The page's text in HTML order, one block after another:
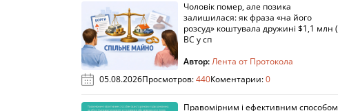
Чоловік помер, але позика
залишилася: як фраза «на його
розсуд» коштувала дружині $1,1 млн (
ВС у сп
Автор:Лента от Протокола
05.08.2026Просмотров:440Коментарии:0
Правомірним і ефективним способом